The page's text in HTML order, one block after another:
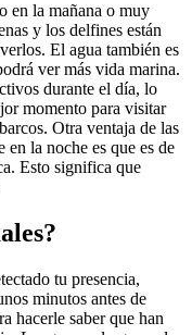
en la mañana o muy
y los delfines están
El agua también es
ver más vida marina.
durante el día, lo
momento para visitar
Otra ventaja de las
en la noche es que es de
Esto significa que
tu presencia,
minutos antes de
hacerle saber que han